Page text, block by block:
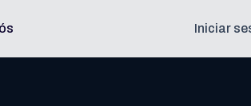
Iniciar